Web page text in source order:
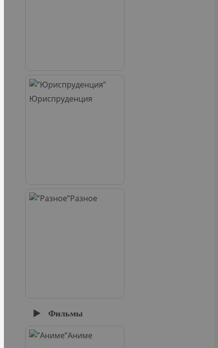
Юриспруденция
Разное
Фильмы
Аниме